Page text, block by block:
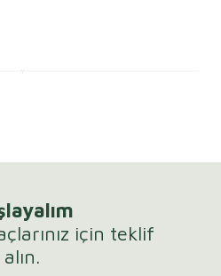
için teklif
alın.